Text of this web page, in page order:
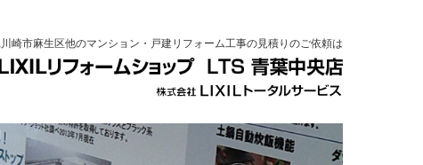
崎市麻生区他のマンション・戸建リフォーム工事の見積りのご依頼は